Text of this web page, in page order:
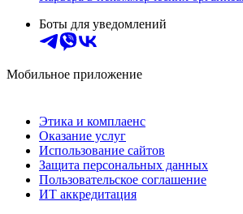
Боты для уведомлений
Мобильное приложение
Этика и комплаенс
Оказание услуг
Использование сайтов
Защита персональных данных
Пользовательское соглашение
ИТ аккредитация